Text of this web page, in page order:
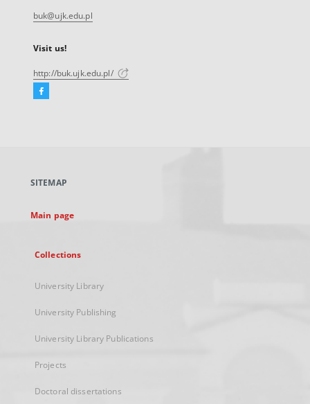
buk@ujk.edu.pl
Visit us!
http://buk.ujk.edu.pl/
Facebook
new
SITEMAP
Main page
Collections
University Library
University Publishing
University Library Publications
Projects
Doctoral dissertations